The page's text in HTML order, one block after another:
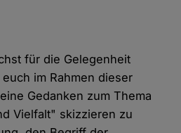
für die Gelegenheit
im Rahmen dieser
Gedanken zum Thema
Vielfalt" skizzieren zu